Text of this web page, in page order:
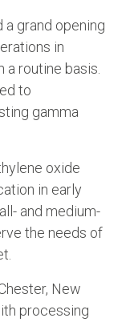
a grand opening
in
routine basis.
to
gamma
oxide
in early
and medium-
the needs of
New
processing